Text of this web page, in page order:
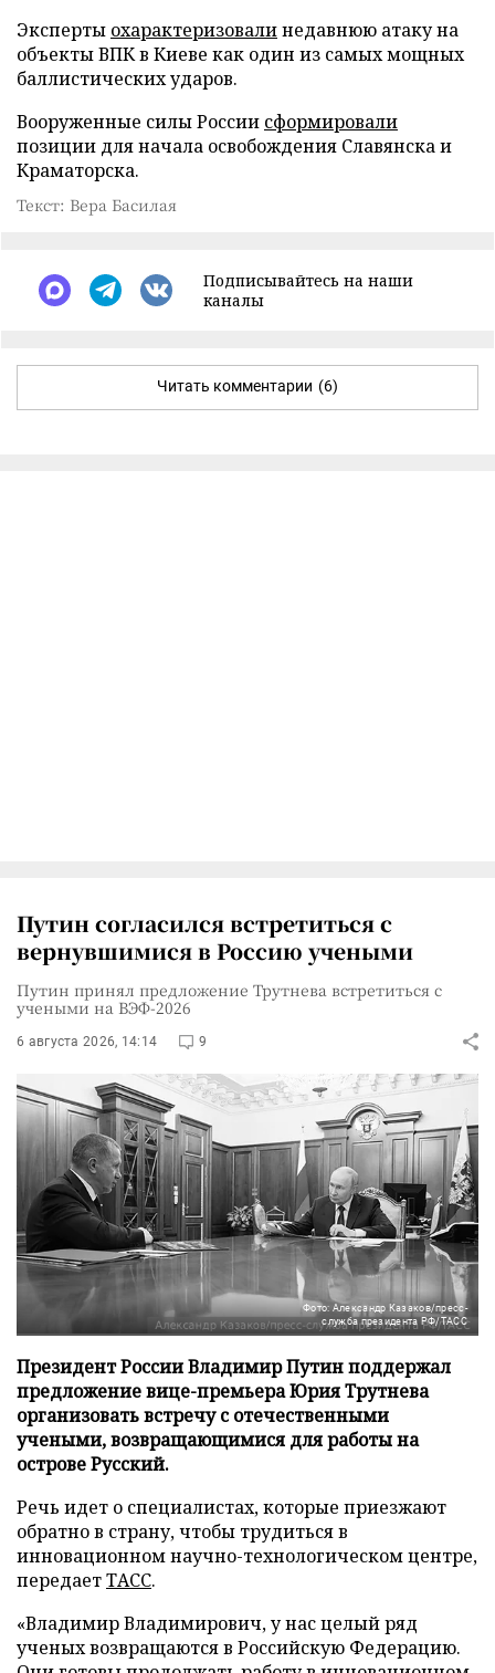
Эксперты охарактеризовалинедавнюю атаку на
объекты ВПК в Киеве как один из самых мощных
баллистических ударов.
Вооруженные силы России сформировали
позиции для начала освобождения Славянска и
Краматорска.
Текст: Вера Басилая
Подписывайтесь на наши
каналы
Читать комментарии (6)
Путин согласился встретиться с
вернувшимися в Россию учеными
Путин принял предложение Трутнева встретиться с
учеными на ВЭФ-2026
6 августа 2026, 14:14 9
Фото: Александр Казаков/пресс-
служба президента РФ/ТАСС
Президент России Владимир Путин поддержал
предложение вице-премьера Юрия Трутнева
организовать встречу с отечественными
учеными, возвращающимися для работы на
острове Русский.
Речь идет о специалистах, которые приезжают
обратно в страну, чтобы трудиться в
инновационном научно-технологическом центре,
передаетТАСС.
«Владимир Владимирович, у нас целый ряд
ученых возвращаются в Российскую Федерацию.